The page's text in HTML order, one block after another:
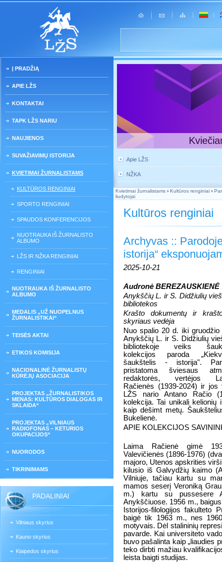
Į PRADŽIĄ
APIE LŽS
KONTAKTAI
TAPK LŽS NARIU
NAUJIENOS
SUVAŽIAVIMŲ ISTORIJA
KVIETIMAI ŽURNALISTAMS
KULTŪROS RENGINIAI
SPORTO RENGINIAI
SPAUDOS KONFERENCIJOS
NUOTRAUKA IŠ ŽURNALISTO
ALBUMO
LŽS IR NŽKA RENGINIAI
RENGINIAI
NUOTRAUKA IŠ ŽURNALISTO
ALBUMO
MEDALIS „UŽ NUOPELNUS
ŽURNALISTIKAI“
TEISĖS AKTAI
ETIKOS KOMISIJA
NACIONALINĖ ŽURNALISTŲ
KŪRĖJŲ ASOCIACIJA
PROJEKTAS „ŽURNALISTIKOS
MENAS: KULTŪROS DIALOGAS IR
SKLAIDA“
PROJEKTAS „VILNIAUS
RADIOFONAS – KETURIOS
OKUPACIJOS“
NUORODOS
TIKRINIMAMS
PADALINIAI
Vilniaus skyrius
Kauno skyrius
Klaipėdos skyrius
Apie LŽS
NŽKA
Kvietimai žurnalistams › Kultūros renginiai ›
liudytojai
Kultūros renginiai
Archyvas ::
istorija“
2025-10-21
Audronė BEREZAUSKIENĖ
Anykščių L. ir S. Didžiulių
bibliotekos
Krašto dokumentų ir
skyriaus vedėja
Nuo spalio 20 d. iki gruodžio
Anykščių L. ir S. Didžiulių
bibliotekoje veiks
kolekcijos paroda
šaukštelis - istorija".
pristatoma šviesaus
redaktorės, vertėjos
Račienės (1939-2024) ir jos
LŽS nario Antano Račio
kolekcija. Tai unikali
kaip dešimt metų.
Bukelienė.
APIE KOLEKCIJOS
Laima Račienė gimė
Valevičienės (1896-1976)
majoro, Utenos apskrities
kilusio iš Galvydžių kaimo
Vilniuje, tačiau kartu su
mamos seserį Veroniką
m.) kartu su pussesere
Anykščiuose. 1956 m.,
Istorijos-filologijos fakulteto
baigė tik 1963 m., nes
motyvais. Dėl stalininių
pavarde. Kai universiteto
buvo pašalinta kaip „liaudies
teko dirbti mažiau
leista baigti studijas.